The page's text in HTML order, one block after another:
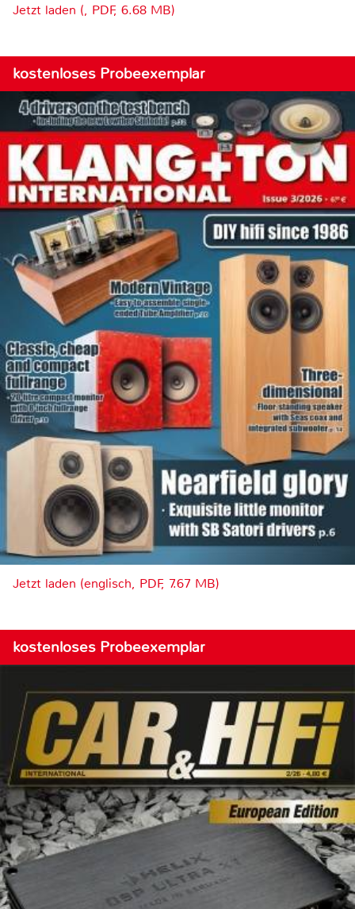
Jetzt laden (, PDF, 6.68 MB)
kostenloses Probeexemplar
Jetzt laden (englisch, PDF, 7.67 MB)
kostenloses Probeexemplar